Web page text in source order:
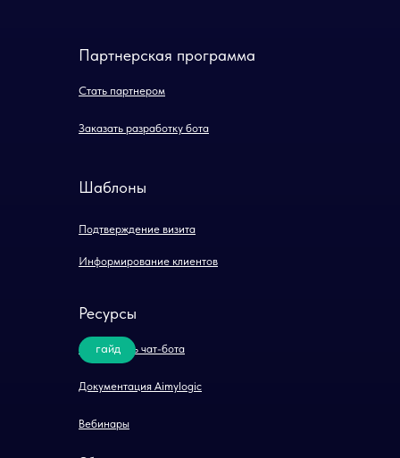
Информирование клиентов
Подтверждение визита
Шаблоны
Партнерская программа
Стать партнером
Заказать разработку бота
Ресурсы
Документация Aimylogic
Вебинары
Как создать чат-бота
гайд